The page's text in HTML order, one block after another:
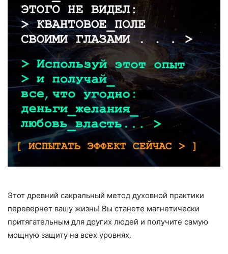
Этот древний сакральный метод духовной практики
перевернет вашу жизнь! Вы станете магнетически
притягательным для других людей и получите самую
мощную защиту на всех уровнях.